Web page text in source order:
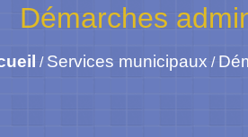
Démarches
/ Services municipaux /